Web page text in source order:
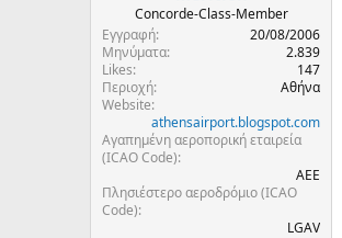
Concorde-Class-Member
Εγγραφή
20/08/2006
Μηνύματα
2.839
Likes
147
Περιοχή
Αθήνα
Website
athensairport.blogspot.com
Αγαπημένη αεροπορική εταιρεία
(ICAO Code)
AEE
Πλησιέστερο αεροδρόμιο (ICAO
Code)
LGAV